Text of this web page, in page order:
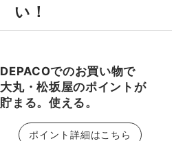
い！
DEPACOでのお買い物で
大丸・松坂屋のポイントが
貯まる。使える。
ポイント詳細はこちら